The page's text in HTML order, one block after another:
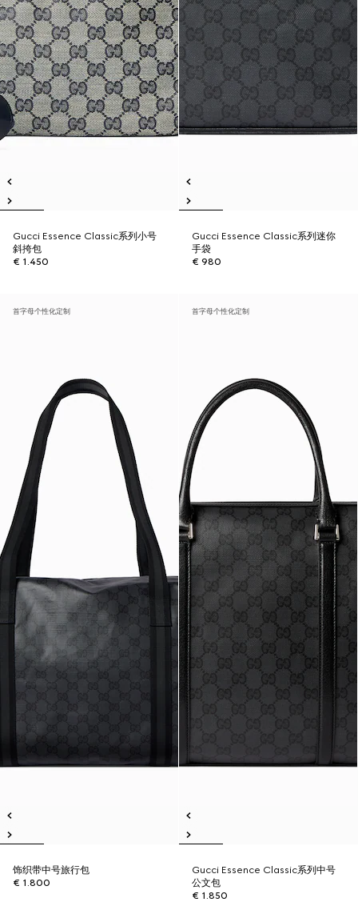
Gucci Essence Classic系列小号
斜挎包
€ 1.450
Gucci Essence Classic系列迷你
手袋
€ 980
首字母个性化定制
饰织带中号旅行包
€ 1.800
首字母个性化定制
Gucci Essence Classic系列中号
公文包
€ 1.850